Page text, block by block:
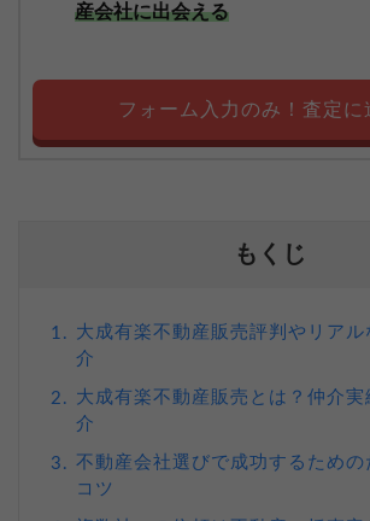
産会社に出会える
フォーム入力のみ！査定に
もくじ
1. 大成有楽不動産販売評判やリアル
介
2. 大成有楽不動産販売とは？仲介実
介
3. 不動産会社選びで成功するため
コツ